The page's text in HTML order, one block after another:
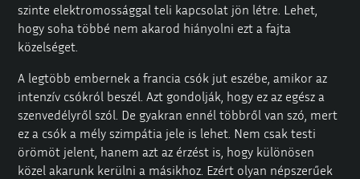
szinte elektromossággal teli kapcsolat jön létre. Lehet,
hogy soha többé nem akarod hiányolni ezt a fajta
közelséget.
A legtöbb embernek a francia csók jut eszébe, amikor az
intenzív csókról beszél. Azt gondolják, hogy ez az egész a
szenvedélyről szól. De gyakran ennél többről van szó, mert
ez a csók a mély szimpátia jele is lehet. Nem csak testi
örömöt jelent, hanem azt az érzést is, hogy különösen
közel akarunk kerülni a másikhoz. Ezért olyan népszerűek